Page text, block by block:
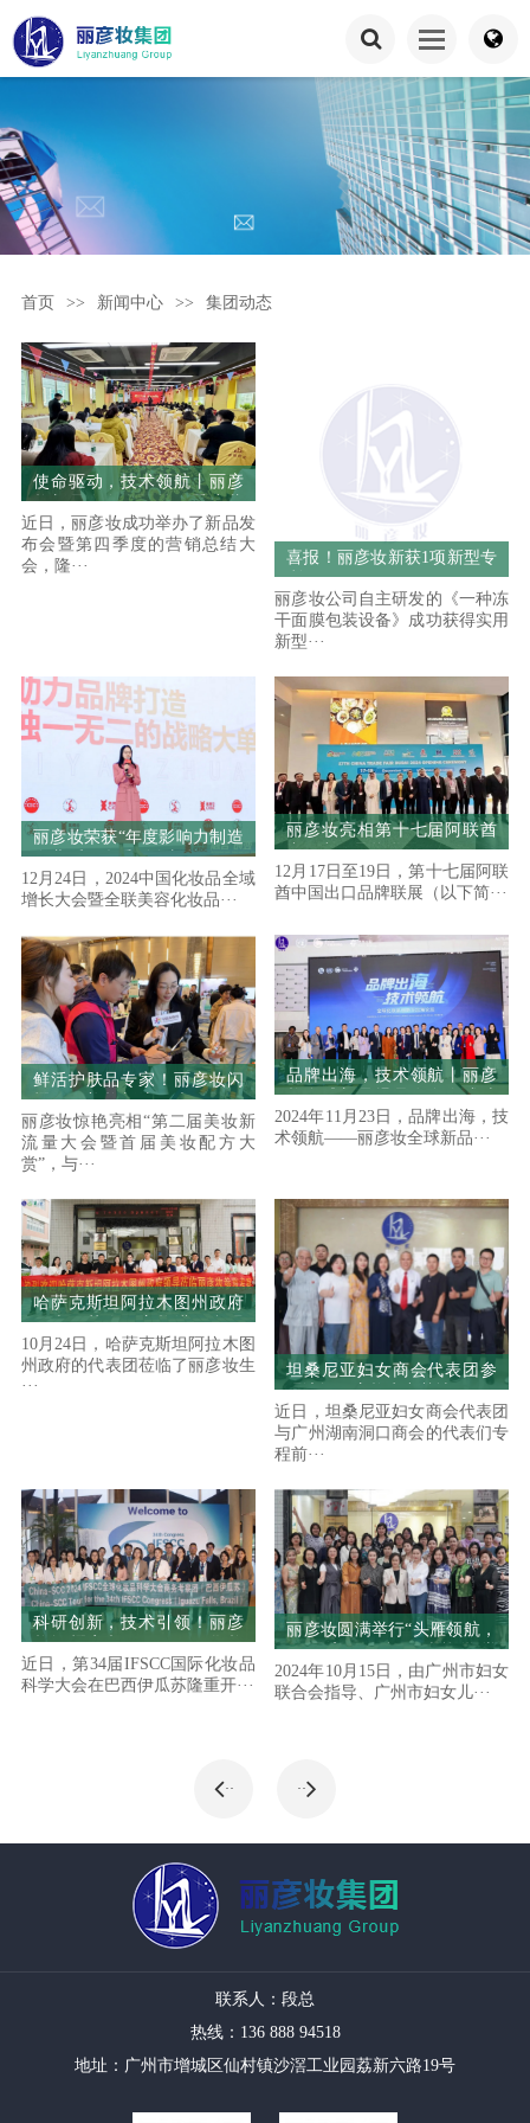
首页 >> 新闻中心 >> 集团动态
使命驱动，技术领航丨丽彦
妆新品发布会暨第四季度营
销总结会圆满举行
近日，丽彦妆成功举办了新品发
布会暨第四季度的营销总结大
会，隆···
喜报！丽彦妆新获1项新型专
利
丽彦妆公司自主研发的《一种冻
干面膜包装设备》成功获得实用
新型···
丽彦妆荣获“年度影响力制造
企业”和“优秀副会长单位”！
组织协办的2024中国化妆品
全域增长大会圆满落幕
12月24日，2024中国化妆品全域
增长大会暨全联美容化妆品···
丽彦妆亮相第十七届阿联酋
中国出口品牌联展
12月17日至19日，第十七届阿联
酋中国出口品牌联展（以下简···
鲜活护肤品专家！丽彦妆闪
耀2024美妆新流量大会暨配
方大赏
丽彦妆惊艳亮相“第二届美妆新
流量大会暨首届美妆配方大
赏”，与···
品牌出海，技术领航丨丽彦
妆全球新品爆品发布会成功
举办
2024年11月23日，品牌出海，技
术领航——丽彦妆全球新品···
哈萨克斯坦阿拉木图州政府
代表团莅临丽彦妆进行参观
与交流
10月24日，哈萨克斯坦阿拉木图
州政府的代表团莅临了丽彦妆生
···
坦桑尼亚妇女商会代表团参
观访问丽彦妆生产基地
近日，坦桑尼亚妇女商会代表团
与广州湖南洞口商会的代表们专
程前···
科研创新，技术引领！丽彦
妆闪耀亮相IFSCC国际化妆
品科学大会
近日，第34届IFSCC国际化妆品
科学大会在巴西伊瓜苏隆重开···
丽彦妆圆满举行“头雁领航，
群雁高飞”队伍赋能学堂
——“携手并进·共绘乡村振
兴新篇章”赋能培训及交流活
2024年10月15日，由广州市妇女
联合会指导、广州市妇女儿···
·· ··
联系人：段总
热线：136 888 94518
地址：广州市增城区仙村镇沙滘工业园荔新六路19号